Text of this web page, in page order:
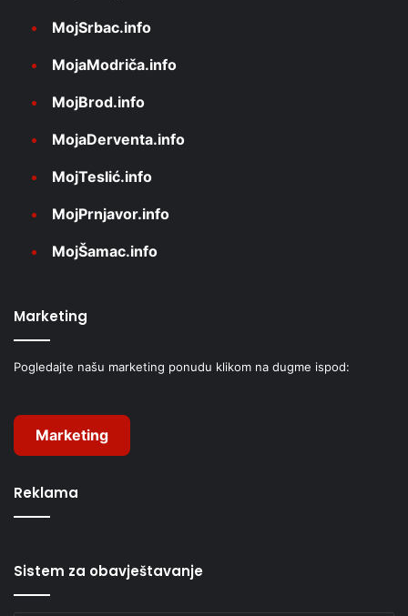
MojSrbac.info
MojaModriča.info
MojBrod.info
MojaDerventa.info
MojTeslić.info
MojPrnjavor.info
MojŠamac.info
Marketing
Pogledajte našu marketing ponudu klikom na dugme ispod:
Marketing
Reklama
Sistem za obavještavanje